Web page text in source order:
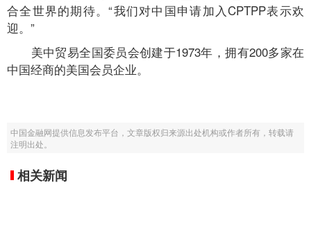
合全世界的期待。“我们对中国申请加入CPTPP表示欢
迎。”
美中贸易全国委员会创建于1973年，拥有200多家在
中国经商的美国会员企业。
中国金融网提供信息发布平台，文章版权归来源出处机构或作者所有，转载请
注明出处。
相关新闻